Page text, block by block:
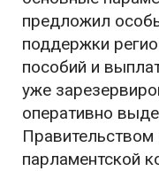
предложил
поддержки
пособий и
уже
оперативно
парламентской